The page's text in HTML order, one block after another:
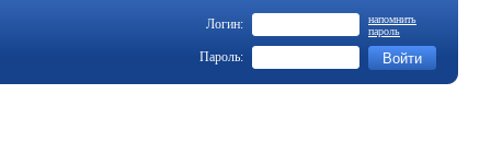
Логин:
напомнить
пароль
Пароль: